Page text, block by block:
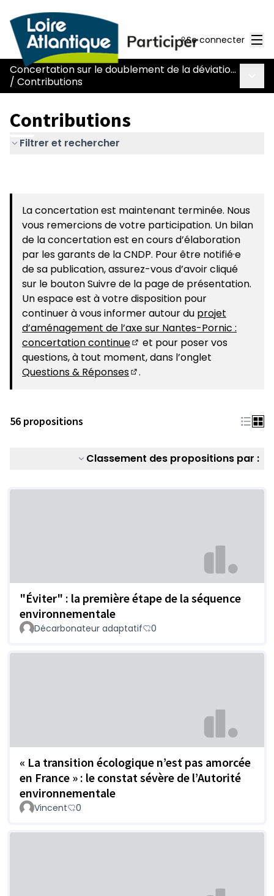
Se connecter
Concertation sur le doublement de la déviation de Chaumes-en-Retz - route Nantes-Pornic
/ Contributions
Contributions
Filtrer et rechercher
La concertation est maintenant terminée. Nous
vous remercions de votre participation. Un bilan
de la concertation est en cours d’élaboration
par les garants de la CNDP. Pour être notifié·e
de sa publication, assurez-vous d’avoir cliqué
sur le bouton Suivre de la page de présentation.
Un espace est à votre disposition pour
continuer à vous informer autour du projet
d’aménagement de l’axe sur Nantes-Pornic :
concertation continue
(S'ouvre dans un nouvel
et pour poser vos
questions, à tout moment, dans l’onglet
Questions & Réponses
.
56 propositions
Classement des propositions par :
"Éviter" : la première étape de la séquence
environnementale
Décarbonateur adaptatif 0
« La transition écologique n’est pas amorcée
en France » : le constat sévère de l’Autorité
environnementale
Vincent 0